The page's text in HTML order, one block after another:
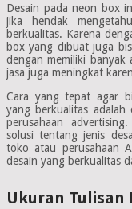
Desain pada neon box
jika hendak
berkualitas. Karena
box yang dibuat juga
dengan memiliki banyak
jasa juga meningkat
Cara yang tepat agar
yang berkualitas adalah
perusahaan
solusi tentang jenis
toko atau perusahaan
desain yang berkualitas
Ukuran Tulisan